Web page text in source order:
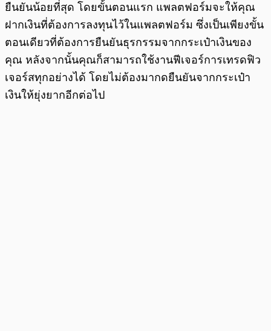
ยืนยันน้อยที่สุด โดยขั้นตอนแรก แพลตฟอร์มจะให้คุณ
ฝากเงินที่ต้องการลงทุนไว้ในแพลตฟอร์ม ซึ่งเป็นเพียงขั้น
ตอนเดียวที่ต้องการยืนยันธุรกรรมจากกระเป๋าเงินของ
คุณ หลังจากนั้นคุณก็สามารถใช้งานฟีเจอร์การเทรดฟิว
เจอร์สทุกอย่างได้ โดยไม่ต้องมากดยืนยันจากกระเป๋า
เงินให้ยุ่งยากอีกต่อไป